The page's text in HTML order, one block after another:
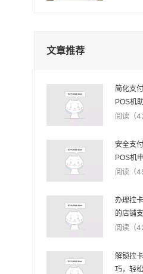
文章推荐
简化支
POS机
型
阅读（
安全支
POS机
阅读（
办理拉
的店铺
阅读（
解锁拉
巧，轻